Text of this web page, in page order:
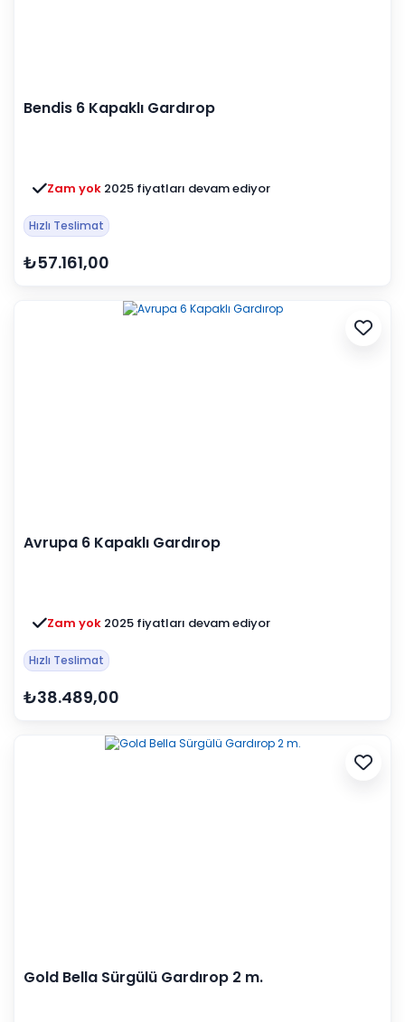
Bendis 6 Kapaklı Gardırop
Zam yok 2025 fiyatları devam ediyor
Hızlı Teslimat
₺57.161,00
Avrupa 6 Kapaklı Gardırop
Zam yok 2025 fiyatları devam ediyor
Hızlı Teslimat
₺38.489,00
Gold Bella Sürgülü Gardırop 2 m.